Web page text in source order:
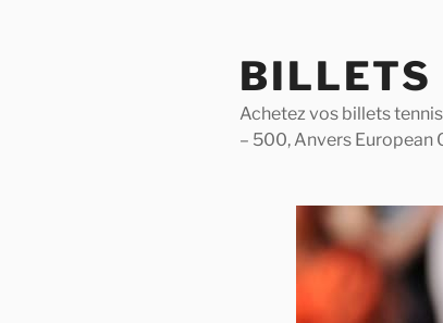
BILLETS
Achetez vos billets
– 500, Anvers European